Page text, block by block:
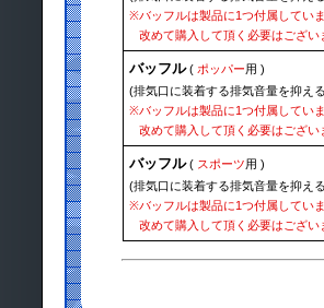
※バッフルは製品に1つ付属してい
改めて購入して頂く必要はござい
バッフル( ポッパー用 )
(排気口に装着する排気音量を抑え
※バッフルは製品に1つ付属してい
改めて購入して頂く必要はござい
バッフル( スポーツ用 )
(排気口に装着する排気音量を抑え
※バッフルは製品に1つ付属してい
改めて購入して頂く必要はござい